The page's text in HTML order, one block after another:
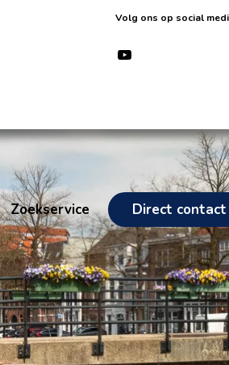
Volg ons op social
Zoekservice Direct contact